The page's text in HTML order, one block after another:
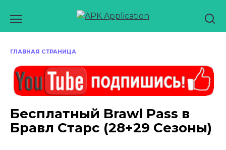
содержанию
ГЛАВНАЯ СТРАНИЦА
Бесплатный Brawl Pass в
Бравл Старс (28+29 Сезоны)